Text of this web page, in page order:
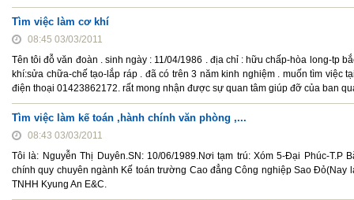
Tìm việc làm cơ khí
08:45 03/03/2011
Tên tôi đỗ văn đoàn . sinh ngày : 11/04/1986 . địa chỉ : hữu chấp-hòa long-tp
khí:sửa chữa-chế tạo-lắp ráp . đã có trên 3 năm kinh nghiệm . muốn tìm việc
điện thoại 01423862172. rất mong nhận được sự quan tâm giúp đỡ của ban
Tìm việc làm kế toán ,hành chính văn phòng ,...
08:43 03/03/2011
Tôi là: Nguyễn Thị Duyên.SN: 10/06/1989.Nơi tạm trú: Xóm 5-Đại Phúc-T.P
chính quy chuyên ngành Kế toán trường Cao đẳng Công nghiệp Sao
TNHH Kyung An E&C.